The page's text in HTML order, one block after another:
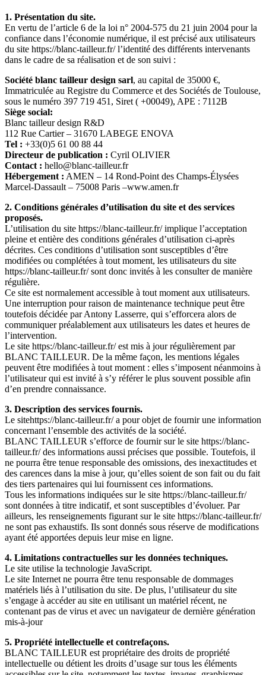
1. Présentation du site.
En vertu de l’article 6 de la loi n° 2004-575 du 21 juin 2004 pour la
confiance dans l’économie numérique, il est précisé aux utilisateurs
du site https://blanc-tailleur.fr/ l’identité des différents intervenants
dans le cadre de sa réalisation et de son suivi :
Société blanc tailleur design sarl, au capital de 35000 €,
Immatriculée au Registre du Commerce et des Sociétés de Toulouse,
sous le numéro 397 719 451, Siret ( +00049), APE : 7112B
Siège social:
Blanc tailleur design R&D
112 Rue Cartier – 31670 LABEGE ENOVA
Tel : +33(0)5 61 00 88 44
Directeur de publication : Cyril OLIVIER
Contact : hello@blanc-tailleur.fr
Hébergement : AMEN – 14 Rond-Point des Champs-Élysées
Marcel-Dassault – 75008 Paris –www.amen.fr
2. Conditions générales d’utilisation du site et des services
proposés.
L’utilisation du site https://blanc-tailleur.fr/ implique l’acceptation
pleine et entière des conditions générales d’utilisation ci-après
décrites. Ces conditions d’utilisation sont susceptibles d’être
modifiées ou complétées à tout moment, les utilisateurs du site
https://blanc-tailleur.fr/ sont donc invités à les consulter de manière
régulière.
Ce site est normalement accessible à tout moment aux utilisateurs.
Une interruption pour raison de maintenance technique peut être
toutefois décidée par Antony Lasserre, qui s’efforcera alors de
communiquer préalablement aux utilisateurs les dates et heures de
l’intervention.
Le site https://blanc-tailleur.fr/ est mis à jour régulièrement par
BLANC TAILLEUR. De la même façon, les mentions légales
peuvent être modifiées à tout moment : elles s’imposent néanmoins à
l’utilisateur qui est invité à s’y référer le plus souvent possible afin
d’en prendre connaissance.
3. Description des services fournis.
Le sitehttps://blanc-tailleur.fr/ a pour objet de fournir une information
concernant l’ensemble des activités de la société.
BLANC TAILLEUR s’efforce de fournir sur le site https://blanc-
tailleur.fr/ des informations aussi précises que possible. Toutefois, il
ne pourra être tenue responsable des omissions, des inexactitudes et
des carences dans la mise à jour, qu’elles soient de son fait ou du fait
des tiers partenaires qui lui fournissent ces informations.
Tous les informations indiquées sur le site https://blanc-tailleur.fr/
sont données à titre indicatif, et sont susceptibles d’évoluer. Par
ailleurs, les renseignements figurant sur le site https://blanc-tailleur.fr/
ne sont pas exhaustifs. Ils sont donnés sous réserve de modifications
ayant été apportées depuis leur mise en ligne.
4. Limitations contractuelles sur les données techniques.
Le site utilise la technologie JavaScript.
Le site Internet ne pourra être tenu responsable de dommages
matériels liés à l’utilisation du site. De plus, l’utilisateur du site
s’engage à accéder au site en utilisant un matériel récent, ne
contenant pas de virus et avec un navigateur de dernière génération
mis-à-jour
5. Propriété intellectuelle et contrefaçons.
BLANC TAILLEUR est propriétaire des droits de propriété
intellectuelle ou détient les droits d’usage sur tous les éléments